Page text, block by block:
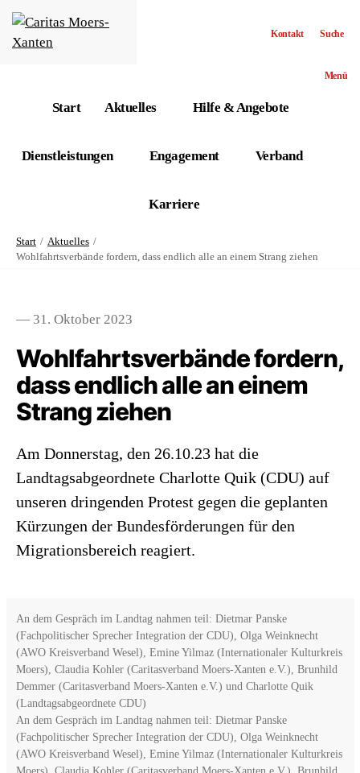
Menü
Start Aktuelles Hilfe & Angebote
Dienstleistungen Engagement Verband
Karriere
Kontakt Suche
Start
Aktuelles
Wohlfahrtsverbände fordern, dass endlich alle an einem Strang ziehen
— 31. Oktober 2023
Wohlfahrtsverbände fordern,
dass endlich alle an einem
Strang ziehen
Am Donnerstag, den 26.10.23 hat die
Landtagsabgeordnete Charlotte Quik (CDU) auf
unseren dringenden Protest gegen die geplanten
Kürzungen der Bundesförderungen für den
Migrationsbereich reagiert.
An dem Gespräch im Landtag nahmen teil: Dietmar Panske
(Fachpolitischer Sprecher Integration der CDU), Olga Weinknecht
(AWO Kreisverband Wesel), Emine Yilmaz (Internationaler Kulturkreis
Moers), Claudia Kohler (Caritasverband Moers-Xanten e.V.), Brunhild
Demmer (Caritasverband Moers-Xanten e.V.) und Charlotte Quik
(Landtagsabgeordnete CDU)
An dem Gespräch im Landtag nahmen teil: Dietmar Panske
(Fachpolitischer Sprecher Integration der CDU), Olga Weinknecht
(AWO Kreisverband Wesel), Emine Yilmaz (Internationaler Kulturkreis